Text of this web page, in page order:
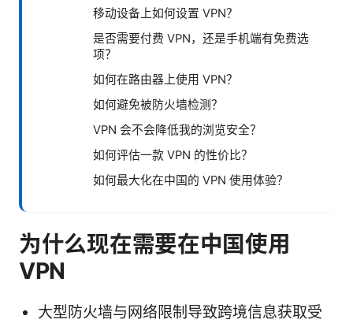
移动设备上如何设置 VPN？
是否需要付费 VPN，还是手机端有免费选
项？
如何在路由器上使用 VPN？
如何避免被防火墙检测？
VPN 会不会降低我的浏览安全？
如何评估一款 VPN 的性价比？
如何最大化在中国的 VPN 使用体验？
为什么现在需要在中国使用
VPN
大型防火墙与网络限制导致跨境信息获取受